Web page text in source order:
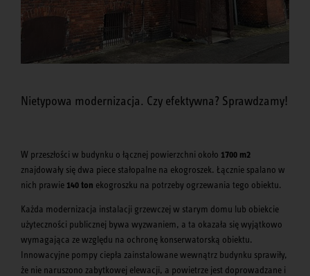
Nietypowa modernizacja. Czy efektywna? Sprawdzamy!
W przeszłości w budynku o łącznej powierzchni około 1700 m2
znajdowały się dwa piece stałopalne na ekogroszek. Łącznie spalano w
nich prawie 140 ton ekogroszku na potrzeby ogrzewania tego obiektu.
Każda modernizacja instalacji grzewczej w starym domu lub obiekcie
użyteczności publicznej bywa wyzwaniem, a ta okazała się wyjątkowo
wymagająca ze względu na ochronę konserwatorską obiektu.
Innowacyjne pompy ciepła zainstalowane wewnątrz budynku sprawiły,
że nie naruszono zabytkowej elewacji, a powietrze jest doprowadzane i